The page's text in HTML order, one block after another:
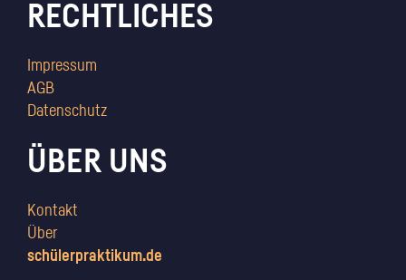
RECHTLICHES
Impressum
AGB
Datenschutz
ÜBER UNS
Kontakt
Über
schülerpraktikum.de